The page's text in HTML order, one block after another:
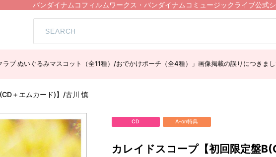
バンダイナムコフィルムワークス・バンダイナムコミュージックライブ公式
ラブ ぬいぐるみマスコット（全11種）/おでかけポーチ（全4種）」画像掲載の誤りにつきま
＋エムカード)】/古川 慎
CD A-on特典
カレイドスコープ【初回限定盤